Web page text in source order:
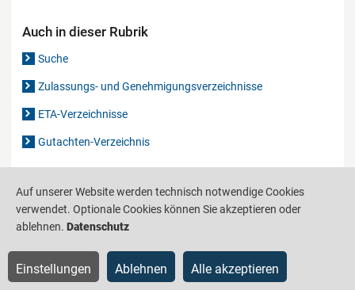
Auch in dieser Rubrik
Suche
Zulassungs- und Genehmigungsverzeichnisse
ETA-Verzeichnisse
Gutachten-Verzeichnis
Produktinformationsstelle für das Bauwesen IS-ARGEBAU
Barrierefreiheit Datenschutz
Auf unserer Website werden technisch notwendige Cookies
verwendet. Optionale Cookies können Sie akzeptieren oder
ablehnen. Datenschutz
Einstellungen Ablehnen Alle akzeptieren